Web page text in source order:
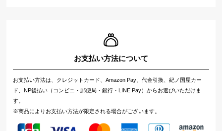
お支払い方法について
お支払い方法は、クレジットカード、Amazon Pay、代金引換、紀ノ国屋カー
ド、NP後払い（コンビニ・郵便局・銀行・LINE Pay）からお選びいただけま
す。
※商品によりお支払い方法が限定される場合がございます。